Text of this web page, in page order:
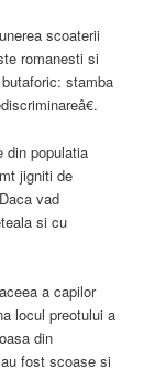
scoaterii
romanesti si
stamba
din populatia
jigniti de
vad
si cu
a capilor
locul preotului a
din
fost scoase si